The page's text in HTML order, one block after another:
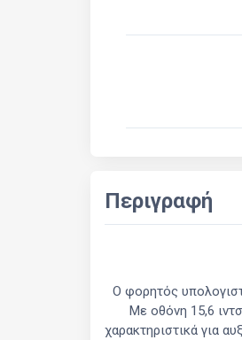
Περιγραφή
Ο φορητός
Με οθόνη 15,6
χαρακτηριστικά για